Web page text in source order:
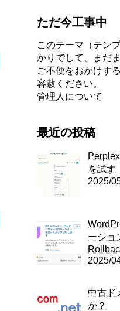
ただ今工事中
このテーマ（テン
かりでして、まだ
ご不便をおかけす
容赦ください。
管理人について
最近の投稿
を試す
2025/
ージョ
2025/
中古ド
か？